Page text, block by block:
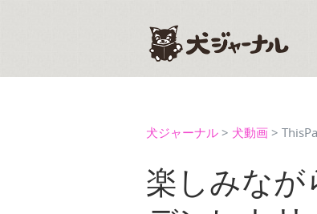
犬ジャーナル > 犬動画 >
楽しみなが